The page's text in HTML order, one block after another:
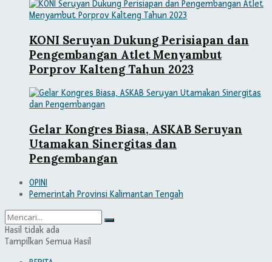
KONI Seruyan Dukung Perisiapan dan
Pengembangan Atlet Menyambut
Porprov Kalteng Tahun 2023
Gelar Kongres Biasa, ASKAB Seruyan
Utamakan Sinergitas dan
Pengembangan
OPINI
Pemerintah Provinsi Kalimantan Tengah
Hasil tidak ada
Tampilkan Semua Hasil